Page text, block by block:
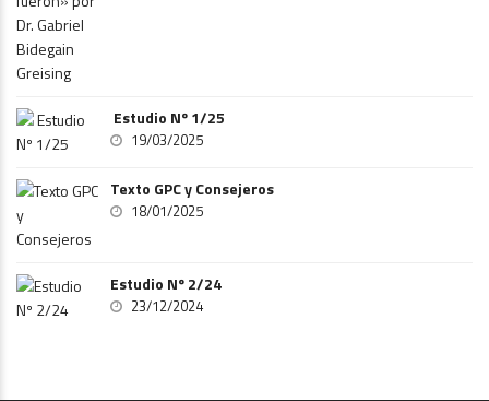
Estudio Nº 1/25
19/03/2025
Texto GPC y Consejeros
18/01/2025
Estudio Nº 2/24
23/12/2024